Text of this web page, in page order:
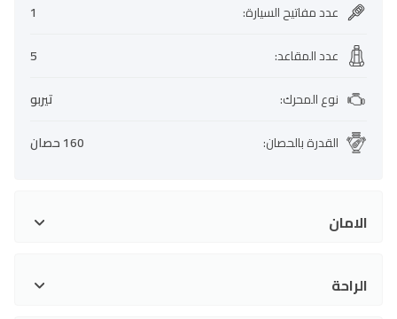
عدد مفاتيح السيارة:
1
عدد المقاعد:
5
نوع المحرك:
تيربو
القدرة بالحصان: 160 حصان
الامان
الراحة